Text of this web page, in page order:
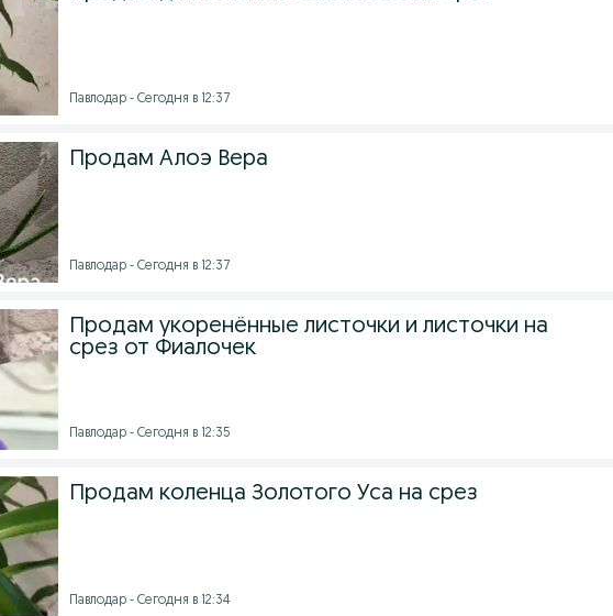
Павлодар - Сегодня в 12:37
Продам Алоэ Вера
Павлодар - Сегодня в 12:37
Продам укоренённые листочки и листочки на
срез от Фиалочек
Павлодар - Сегодня в 12:35
Продам коленца Золотого Уса на срез
Павлодар - Сегодня в 12:34